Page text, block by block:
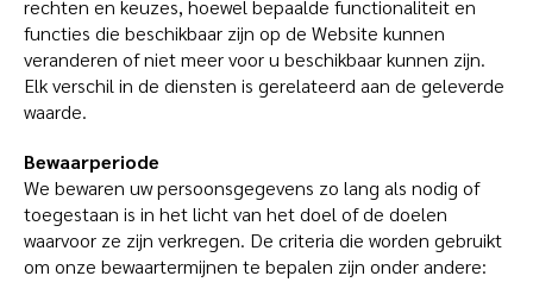
rechten en keuzes, hoewel bepaalde functionaliteit en
functies die beschikbaar zijn op de Website kunnen
veranderen of niet meer voor u beschikbaar kunnen zijn.
Elk verschil in de diensten is gerelateerd aan de geleverde
waarde.
Bewaarperiode
We bewaren uw persoonsgegevens zo lang als nodig of
toegestaan is in het licht van het doel of de doelen
waarvoor ze zijn verkregen. De criteria die worden gebruikt
om onze bewaartermijnen te bepalen zijn onder andere: